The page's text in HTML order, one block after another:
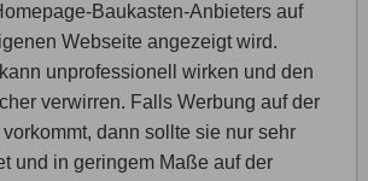
Baukasten-Anbieters auf
Webseite angezeigt wird.
unprofessionell wirken und den
verwirren. Falls Werbung auf der
dann sollte sie nur sehr
und in geringem Maße auf der